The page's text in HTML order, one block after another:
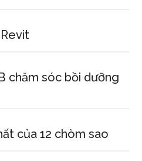
chăm sóc bồi dưỡng
của 12 chòm sao